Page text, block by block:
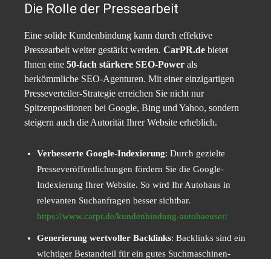
Die Rolle der Pressearbeit
Eine solide Kundenbindung kann durch effektive
Pressearbeit weiter gestärkt werden. CarPR.de bietet
Ihnen eine 50-fach stärkere SEO-Power als
herkömmliche SEO-Agenturen. Mit einer einzigartigen
Presseverteiler-Strategie erreichen Sie nicht nur
Spitzenpositionen bei Google, Bing und Yahoo, sondern
steigern auch die Autorität Ihrer Website erheblich.
Verbesserte Google-Indexierung: Durch gezielte
Presseveröffentlichungen fördern Sie die Google-
Indexierung Ihrer Website. So wird Ihr Autohaus in
relevanten Suchanfragen besser sichtbar.
https://www.carpr.de/kundenbindung-autohaeuser/
Generierung wertvoller Backlinks: Backlinks sind ein
wichtiger Bestandteil für ein gutes Suchmaschinen-